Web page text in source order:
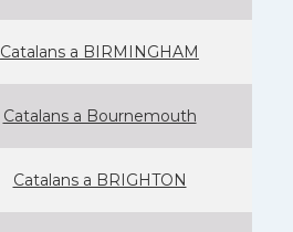
Catalans a BIRMINGHAM
Catalans a Bournemouth
Catalans a BRIGHTON